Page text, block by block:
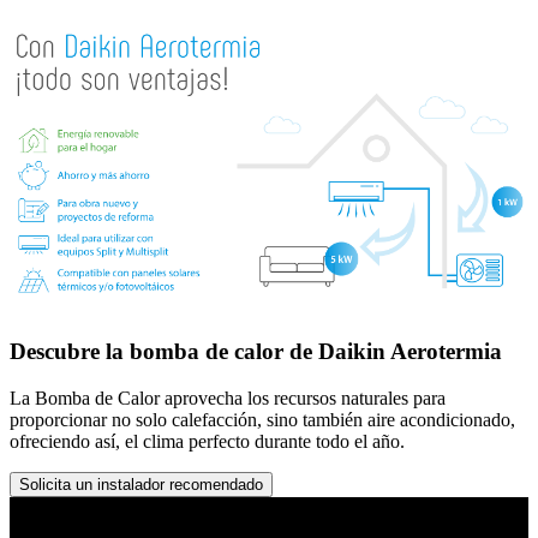
Descubre la bomba de calor de Daikin Aerotermia
La Bomba de Calor aprovecha los recursos naturales para
proporcionar no solo calefacción, sino también aire acondicionado,
ofreciendo así, el clima perfecto durante todo el año.
Solicita un instalador recomendado